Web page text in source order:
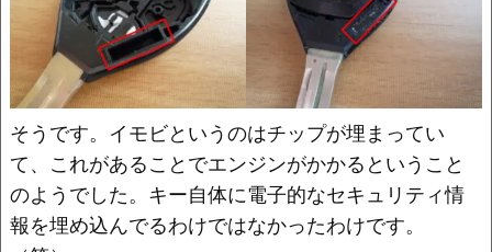
そうです。イモビというのはチップが埋まってい
て、これがあることでエンジンがかかるということ
のようでした。キー自体に電子的なセキュリティ情
報を埋め込んでるわけではなかったわけです。